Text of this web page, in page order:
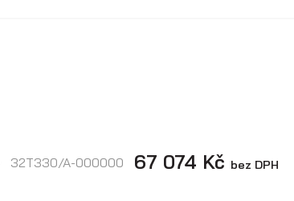
32T330/A-000000 67 074 Kč bez DPH